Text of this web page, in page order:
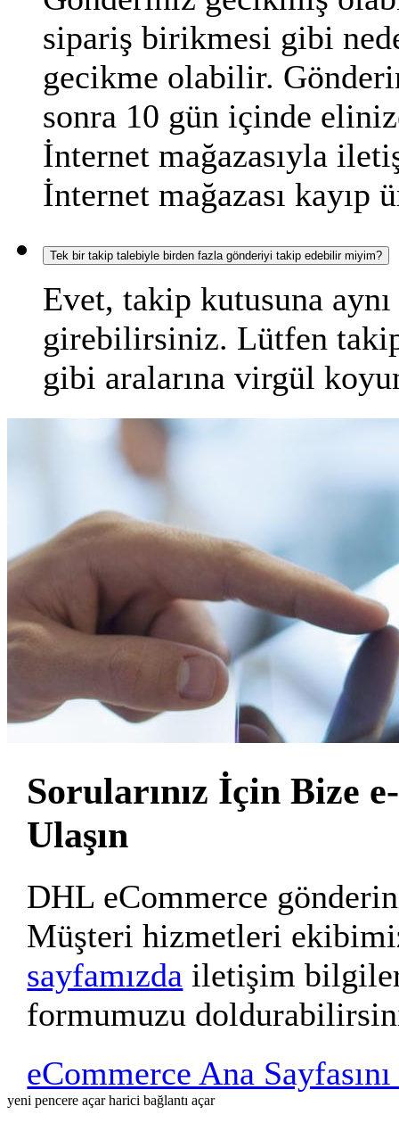
sipariş birikmesi gibi
gecikme olabilir.
sonra 10 gün içinde
İnternet mağazasıyla
İnternet mağazası
Tek bir takip talebiyle birden fazla gönderiyi takip edebilir miyim?
Evet, takip kutusuna
girebilirsiniz. Lütfen takip
gibi aralarına virgül
Sorularınız İçin Bize
Ulaşın
DHL eCommerce
Müşteri hizmetleri
sayfamızda iletişim
formumuzu
eCommerce Ana
yeni pencere açarharici bağlantı açar